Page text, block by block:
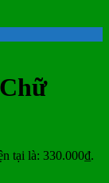
tại là: 330.000₫.